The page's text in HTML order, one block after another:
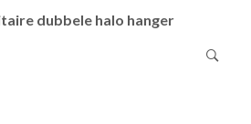
dubbele halo hanger